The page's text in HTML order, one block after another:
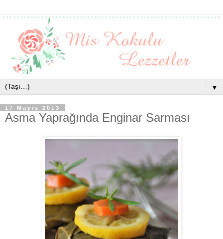
▼
17 Mayıs 2013
Asma Yaprağında Enginar Sarması